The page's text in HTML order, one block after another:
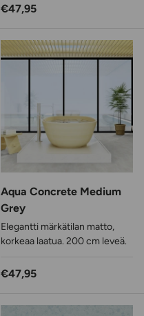
Normaalihinta
€47,95
Aqua Concrete Medium
Grey
Elegantti märkätilan matto,
korkeaa laatua. 200 cm leveä.
Normaalihinta
€47,95